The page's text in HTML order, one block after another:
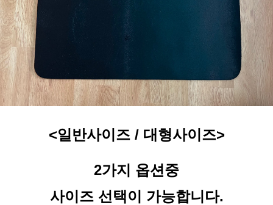
<일반사이즈 / 대형사이즈>
2가지 옵션중
사이즈 선택이 가능합니다.